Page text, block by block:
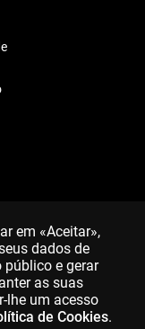
em «Aceitar»,
dados de
e gerar
as suas
lhe um acesso
de Cookies.